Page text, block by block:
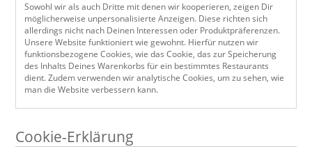
Sowohl wir als auch Dritte mit denen wir kooperieren, zeigen Dir
möglicherweise unpersonalisierte Anzeigen. Diese richten sich
allerdings nicht nach Deinen Interessen oder Produktpräferenzen.
Unsere Website funktioniert wie gewohnt. Hierfür nutzen wir
funktionsbezogene Cookies, wie das Cookie, das zur Speicherung
des Inhalts Deines Warenkorbs für ein bestimmtes Restaurants
dient. Zudem verwenden wir analytische Cookies, um zu sehen, wie
man die Website verbessern kann.
Cookie-Erklärung